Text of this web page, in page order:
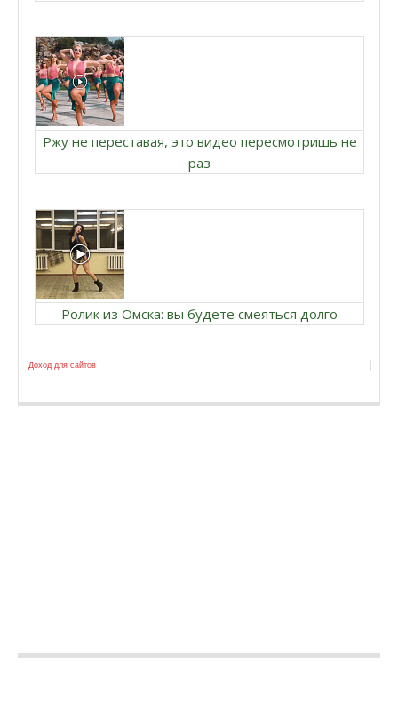
Ржу не переставая, это видео пересмотришь не
раз
Ролик из Омска: вы будете смеяться долго
Доход для сайтов